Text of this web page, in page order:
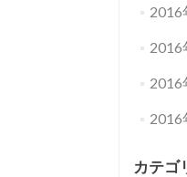
2016
2016
2016
2016
カテゴ